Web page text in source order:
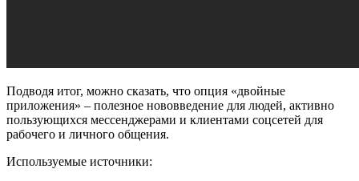
Подводя итог, можно сказать, что опция «двойные
приложения» – полезное нововведение для людей, активно
пользующихся мессенджерами и клиентами соцсетей для
рабочего и личного общения.
Используемые источники: